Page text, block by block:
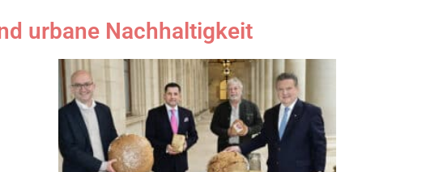
urbane Nachhaltigkeit